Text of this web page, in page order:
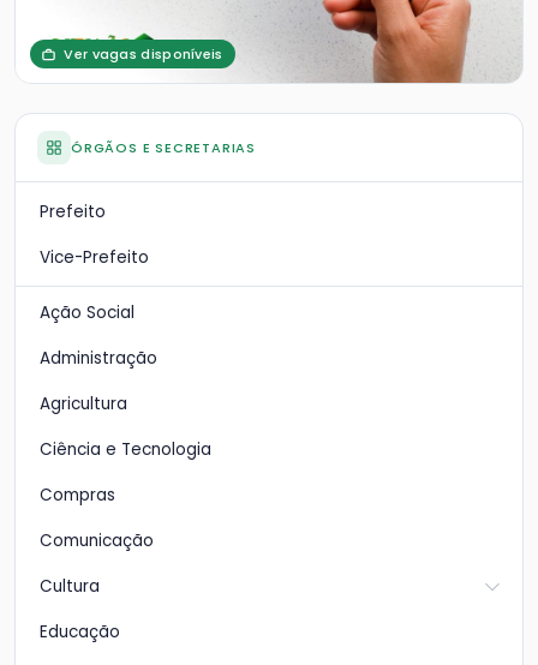
Ver vagas disponíveis
ÓRGÃOS E SECRETARIAS
Prefeito
Vice-Prefeito
Ação Social
Administração
Agricultura
Ciência e Tecnologia
Compras
Comunicação
Cultura
Educação